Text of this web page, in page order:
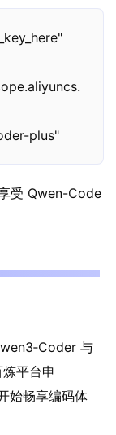
plus"
受 Qwen-Code
与
炼平台申
始畅享编码体